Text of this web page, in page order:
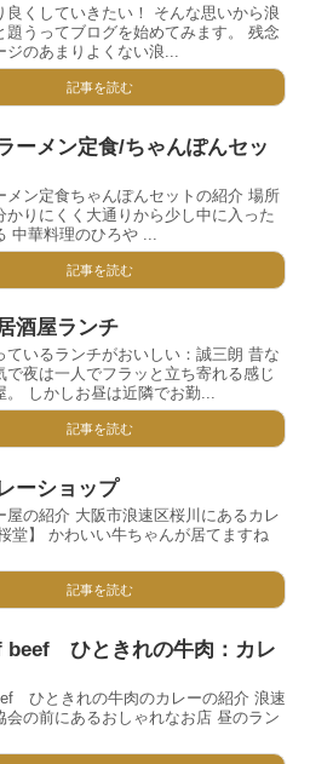
良くしていきたい！ そんな思いから浪
題うってブログを始めてみます。 残念
ジのあまりよくない浪...
記事を読む
ーメン定食/ちゃんぽんセッ
メン定食ちゃんぽんセットの紹介 場所
かりにくく大通りから少し中に入った
中華料理のひろや ...
記事を読む
酒屋ランチ
ているランチがおいしい：誠三朗 昔な
で夜は一人でフラッと立ち寄れる感じ
。 しかしお昼は近隣でお勤...
記事を読む
ーショップ
屋の紹介 大阪市浪速区桜川にあるカレ
堂】 かわいい牛ちゃんが居てますね
記事を読む
beef ひときれの牛肉：カレ
ひときれの牛肉のカレーの紹介 浪速
会の前にあるおしゃれなお店 昼のラン